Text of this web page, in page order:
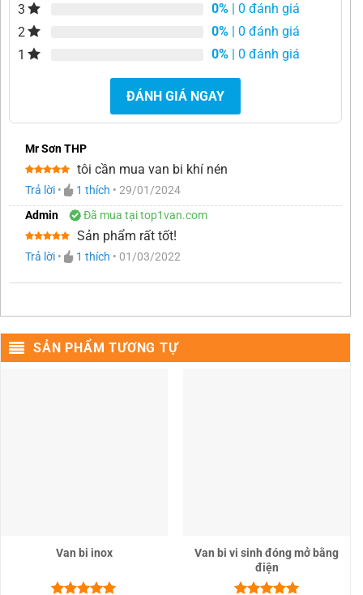
3
0% | 0 đánh giá
2
0% | 0 đánh giá
1
0% | 0 đánh giá
ĐÁNH GIÁ NGAY
Mr Sơn THP
Được xếp
hạng5 5
tôi cần mua van bi khí nén
Trả lời • 1 thích • 29/01/2024
Admin
Đã mua tại top1van.com
Được xếp
hạng5 5
Sản phẩm rất tốt!
Trả lời • 1 thích • 01/03/2022
SẢN PHẨM TƯƠNG TỰ
Van bi inox
Van bi vi sinh đóng mở bằng
điện